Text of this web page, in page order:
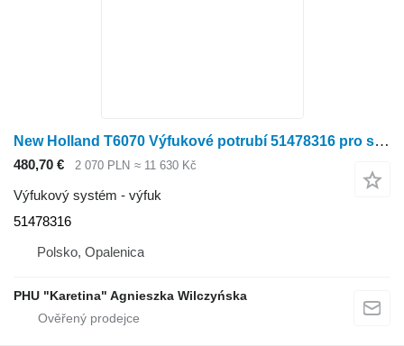
New Holland T6070 Výfukové potrubí 51478316 pro sklízecí mlátičku New Holland T6070
480,70 € 2 070 PLN ≈ 11 630 Kč
Výfukový systém - výfuk
51478316
Polsko, Opalenica
PHU "Karetina" Agnieszka Wilczyńska